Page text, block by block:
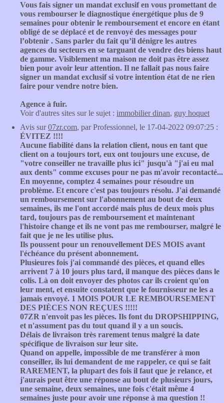
Vous fais signer un mandat exclusif en vous promettant de
vous rembourser le diagnostique énergétique plus de 9
semaines pour obtenir le remboursement et encore en étant
obligé de se déplacé et de renvoyé des messages pour
l’obtenir . Sans parler du fait qu’il dénigre les autres
agences du secteurs en se targuant de vendre des biens haut
de gamme. Visiblement ma maison ne doit pas être assez
bien pour avoir leur attention. Il ne fallait pas nous faire
signer un mandat exclusif si votre intention état de ne rien
faire pour vendre notre bien.
Agence à fuir.
Voir d'autres sites sur le sujet : immobilier dinan, guy hoquet
Avis sur07zr.com, par Professionnel, le 17-04-2022 09:07:25 :
ÉVITEZ !!!!
Aucune fiabilité dans la relation client, nous en tant que
client on a toujours tort, eux ont toujours une excuse, de
"votre conseiller ne travaille plus ici" jusqu'à "j'ai eu mal
aux dents" comme excuses pour ne pas m'avoir recontacté...
En moyenne, comptez 4 semaines pour résoudre un
problème. Et encore c'est pas toujours résolu. J'ai demandé
un remboursement sur l'abonnement au bout de deux
semaines, ils me l'ont accordé mais plus de deux mois plus
tard, toujours pas de remboursement et maintenant
l'histoire change et ils ne vont pas me rembourser, malgré le
fait que je ne les utilise plus.
Ils poussent pour un renouvellement DES MOIS avant
l'échéance du présent abonnement.
Plusieures fois j'ai commandé des pièces, et quand elles
arrivent 7 à 10 jours plus tard, il manque des pièces dans le
colis. Là on doit envoyer des photos car ils croient qu'on
leur ment, et ensuite constatent que le fournisseur ne les a
jamais envoyé. 1 MOIS POUR LE REMBOURSEMENT
DES PIÈCES NON REÇUES !!!!!
07ZR n'envoit pas les pièces. Ils font du DROPSHIPPING,
et n'assument pas du tout quand il y a un soucis.
Délais de livraison très rarement tenus malgré la date
spécifique de livraison sur leur site.
Quand on appelle, impossible de me transférer à mon
conseiller, ils lui demandent de me rappeler, ce qui se fait
RAREMENT, la plupart des fois il faut que je relance, et
j'aurais peut être une réponse au bout de plusieurs jours,
une semaine, deux semaines, une fois c'était même 4
semaines juste pour avoir une réponse à ma question !!